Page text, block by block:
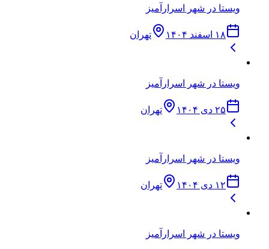
ویستا در شهر اسرارآمیز
۱۸ اسفند ۱۴۰۴ تهران
ویستا در شهر اسرارآمیز
۲۵ دی ۱۴۰۴ تهران
ویستا در شهر اسرارآمیز
۱۲ دی ۱۴۰۴ تهران
ویستا در شهر اسرارآمیز